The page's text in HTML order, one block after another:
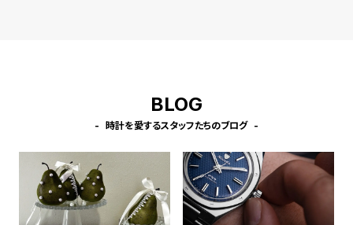
質
わ
BLOG
時計を愛するスタッフたちのブログ